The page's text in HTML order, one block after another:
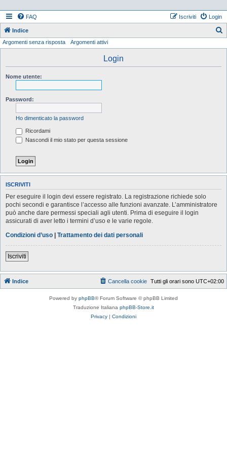
FAQ Login
Iscriviti
Indice
Argomenti senza risposta Argomenti attivi
Login
Nome utente:
Password:
Ho dimenticato la password
Ricordami
Nascondi il mio stato per questa sessione
ISCRIVITI
Per eseguire il login devi essere registrato. La registrazione richiede solo
pochi secondi e garantisce l’accesso alle funzioni avanzate. L’amministratore
può anche dare permessi speciali agli utenti. Prima di eseguire il login
assicurati di aver letto i termini d’uso e le varie regole.
Condizioni d’uso | Trattamento dei dati personali
Iscriviti
Indice Tutti gli orari sono UTC+02:00
Cancella cookie
Powered by phpBB® Forum Software © phpBB Limited
Traduzione Italiana phpBB-Store.it
Privacy | Condizioni